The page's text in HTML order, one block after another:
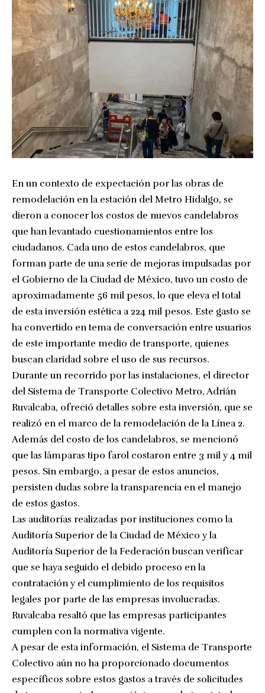
En un contexto de expectación por las obras de
remodelación en la estación del Metro Hidalgo, se
dieron a conocer los costos de nuevos candelabros
que han levantado cuestionamientos entre los
ciudadanos. Cada uno de estos candelabros, que
forman parte de una serie de mejoras impulsadas por
el Gobierno de la Ciudad de México, tuvo un costo de
aproximadamente 56 mil pesos, lo que eleva el total
de esta inversión estética a 224 mil pesos. Este gasto se
ha convertido en tema de conversación entre usuarios
de este importante medio de transporte, quienes
buscan claridad sobre el uso de sus recursos.
Durante un recorrido por las instalaciones, el director
del Sistema de Transporte Colectivo Metro, Adrián
Ruvalcaba, ofreció detalles sobre esta inversión, que se
realizó en el marco de la remodelación de la Línea 2.
Además del costo de los candelabros, se mencionó
que las lámparas tipo farol costaron entre 3 mil y 4 mil
pesos. Sin embargo, a pesar de estos anuncios,
persisten dudas sobre la transparencia en el manejo
de estos gastos.
Las auditorías realizadas por instituciones como la
Auditoría Superior de la Ciudad de México y la
Auditoría Superior de la Federación buscan verificar
que se haya seguido el debido proceso en la
contratación y el cumplimiento de los requisitos
legales por parte de las empresas involucradas.
Ruvalcaba resaltó que las empresas participantes
cumplen con la normativa vigente.
A pesar de esta información, el Sistema de Transporte
Colectivo aún no ha proporcionado documentos
específicos sobre estos gastos a través de solicitudes